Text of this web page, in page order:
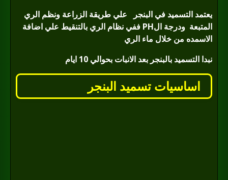
يعتمد التسميد في البنجر
علي طريقة الزراعة ونظم الري
المتبعة ودرجة الPH
ففي نظام الري بالتنقيط علي اضافة
الاسمده من خلال ماء الري
نبدا التسميد بالبنجر بعد الانبات بحوالي 10 ايام
اساسيات تسميد البنجر